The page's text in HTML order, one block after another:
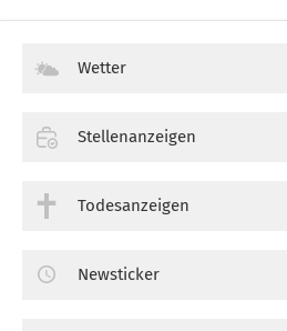
Wetter
Stellenanzeigen
Todesanzeigen
Newsticker